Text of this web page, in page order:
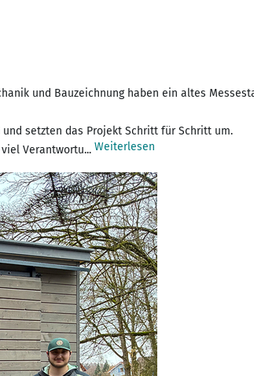
und Bauzeichnung haben ein altes
setzten das Projekt Schritt für Schritt um.
Verantwortu... Weiterlesen